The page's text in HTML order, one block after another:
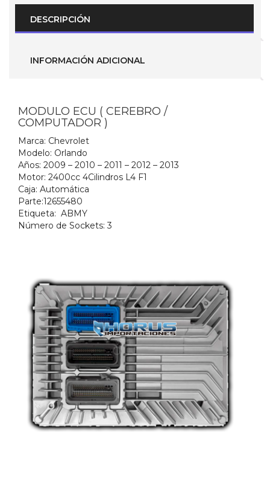
Parte
No.-
Etiqueta
DESCRIPCIÓN
INFORMACIÓN ADICIONAL
MODULO ECU ( CEREBRO /
COMPUTADOR )
Marca: Chevrolet
Modelo: Orlando
Años: 2009 – 2010 – 2011 – 2012 – 2013
Motor: 2400cc 4Cilindros L4 F1
Caja: Automática
Parte:12655480
Etiqueta: ABMY
Número de Sockets: 3